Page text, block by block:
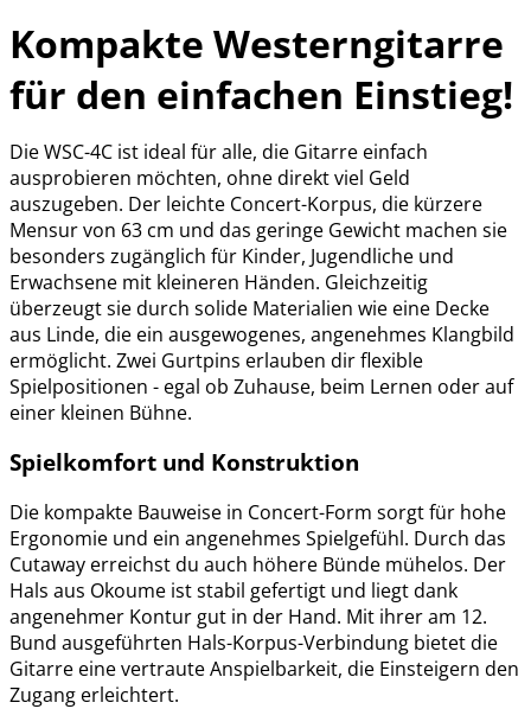
Kompakte Westerngitarre
für den einfachen Einstieg!
Die WSC-4C ist ideal für alle, die Gitarre einfach
ausprobieren möchten, ohne direkt viel Geld
auszugeben. Der leichte Concert-Korpus, die kürzere
Mensur von 63 cm und das geringe Gewicht machen sie
besonders zugänglich für Kinder, Jugendliche und
Erwachsene mit kleineren Händen. Gleichzeitig
überzeugt sie durch solide Materialien wie eine Decke
aus Linde, die ein ausgewogenes, angenehmes Klangbild
ermöglicht. Zwei Gurtpins erlauben dir flexible
Spielpositionen - egal ob Zuhause, beim Lernen oder auf
einer kleinen Bühne.
Spielkomfort und Konstruktion
Die kompakte Bauweise in Concert-Form sorgt für hohe
Ergonomie und ein angenehmes Spielgefühl. Durch das
Cutaway erreichst du auch höhere Bünde mühelos. Der
Hals aus Okoume ist stabil gefertigt und liegt dank
angenehmer Kontur gut in der Hand. Mit ihrer am 12.
Bund ausgeführten Hals-Korpus-Verbindung bietet die
Gitarre eine vertraute Anspielbarkeit, die Einsteigern den
Zugang erleichtert.